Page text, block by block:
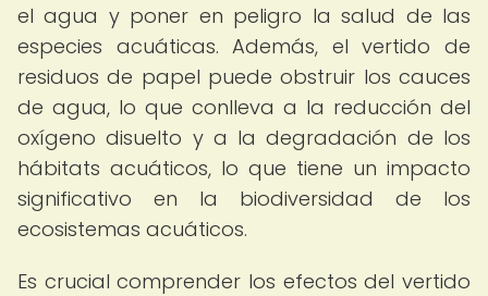
el agua y poner en peligro la salud de las
especies acuáticas. Además, el vertido de
residuos de papel puede obstruir los cauces
de agua, lo que conlleva a la reducción del
oxígeno disuelto y a la degradación de los
hábitats acuáticos, lo que tiene un impacto
significativo en la biodiversidad de los
ecosistemas acuáticos.
Es crucial comprender los efectos del vertido